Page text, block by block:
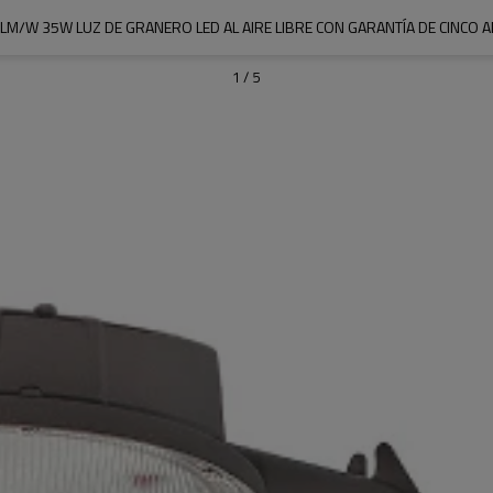
W 35W LUZ DE GRANERO LED AL AIRE LIBRE CON GARANTÍA DE CINCO
1 / 5